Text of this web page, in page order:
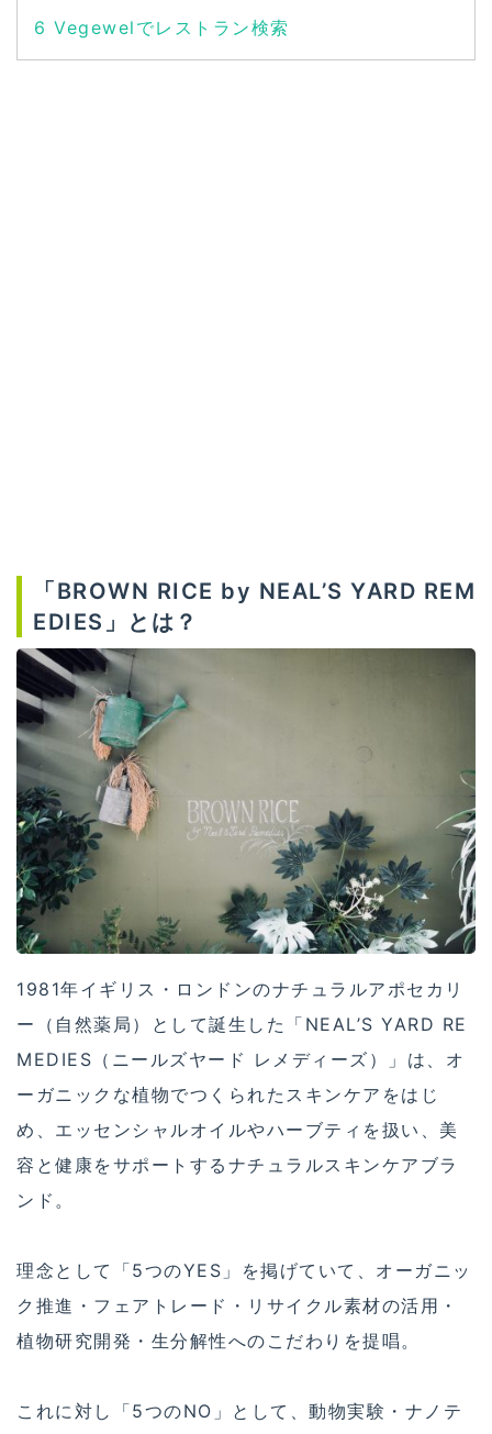
6 Vegewelでレストラン検索
「BROWN RICE by NEAL’S YARD REM
EDIES」とは？
1981年イギリス・ロンドンのナチュラルアポセカリ
ー（自然薬局）として誕生した「NEAL’S YARD RE
MEDIES（ニールズヤード レメディーズ）」は、オ
ーガニックな植物でつくられたスキンケアをはじ
め、エッセンシャルオイルやハーブティを扱い、美
容と健康をサポートするナチュラルスキンケアブラ
ンド。
理念として「5つのYES」を掲げていて、オーガニッ
ク推進・フェアトレード・リサイクル素材の活用・
植物研究開発・生分解性へのこだわりを提唱。
これに対し「5つのNO」として、動物実験・ナノテ